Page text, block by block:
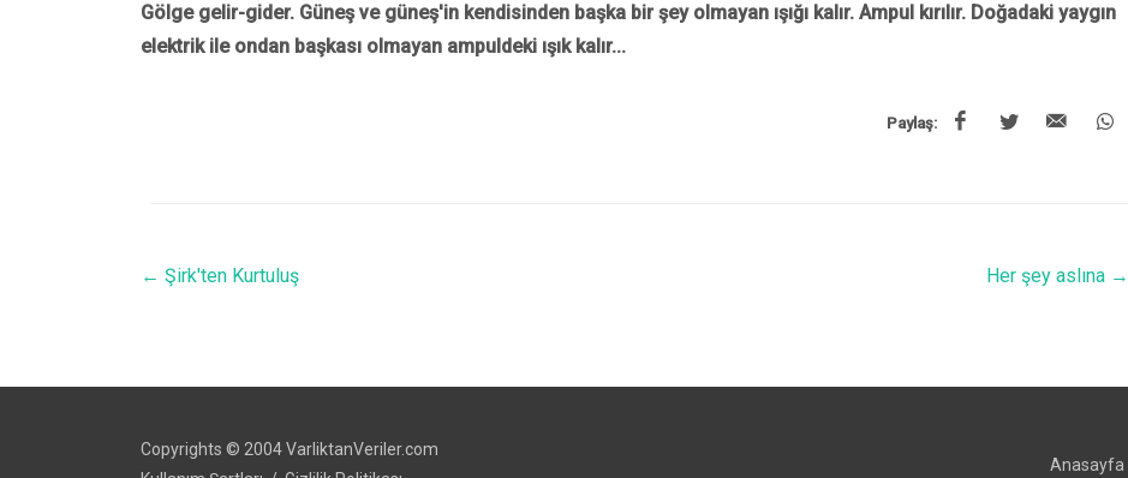
Gölge gelir-gider. Güneş ve güneş'in kendisinden başka bir şey olmayan ışığı kalır. Ampul kırılır. Doğadaki yaygın
elektrik ile ondan başkası olmayan ampuldeki ışık kalır...
Paylaş:
← Şirk'ten Kurtuluş Her şey aslına→
Copyrights © 2004 VarliktanVeriler.com
Anasayfa